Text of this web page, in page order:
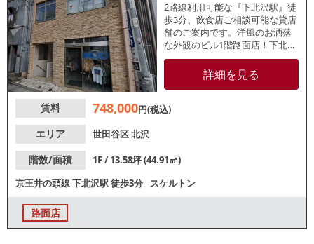
2路線利用可能な『下北沢駅』徒
歩3分、飲食店ご相談可能な貸店
舗のご案内です。洋風のお洒落
な外観のビル1階路面店！下北沢
一番街商店街すぐの立地で、周
辺でも飲食店や古着屋を中心に
多数店舗が盛業中です。内装デ
し！諸条件等、お気軽にお問合
詳細を見る
賃料 748,000円(税込)
エリア
世田谷区北沢
階数/面積
1F / 13.58坪 (44.91㎡)
京王井の頭線下北沢駅徒歩3分 スケルトン
路面店